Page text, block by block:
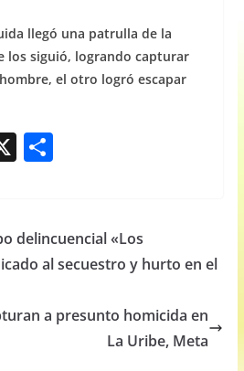
llegó una patrulla de la
los siguió, logrando capturar
el otro logró escapar
X S
e
delincuencial «Los
al secuestro y hurto en el
a presunto homicida en
La Uribe, Meta